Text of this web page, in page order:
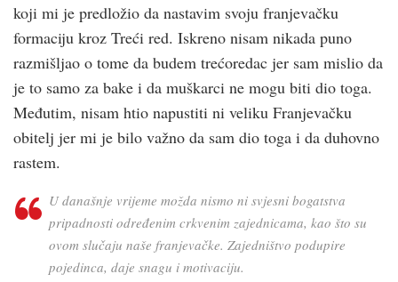
koji mi je predložio da nastavim svoju franjevačku
formaciju kroz Treći red. Iskreno nisam nikada puno
razmišljao o tome da budem trećoredac jer sam mislio da
je to samo za bake i da muškarci ne mogu biti dio toga.
Međutim, nisam htio napustiti ni veliku Franjevačku
obitelj jer mi je bilo važno da sam dio toga i da duhovno
rastem.
U današnje vrijeme možda nismo ni svjesni bogatstva
pripadnosti određenim crkvenim zajednicama, kao što su
ovom slučaju naše franjevačke. Zajedništvo podupire
pojedinca, daje snagu i motivaciju.